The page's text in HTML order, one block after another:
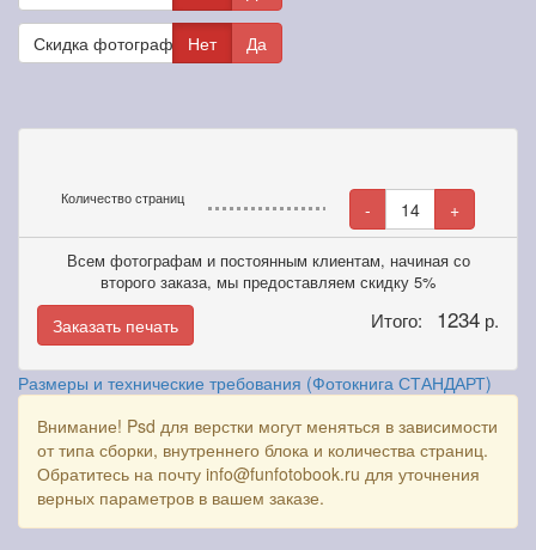
Скидка фотографамНет Да
Количество страниц - 14 +
Всем фотографам и постоянным клиентам, начиная со
второго заказа, мы предоставляем скидку 5%
Заказать печать Итого: 1234 р.
Размеры и технические требования (Фотокнига СТАНДАРТ)
Внимание! Psd для верстки могут меняться в зависимости
от типа сборки, внутреннего блока и количества страниц.
Обратитесь на почту info@funfotobook.ru для уточнения
верных параметров в вашем заказе.